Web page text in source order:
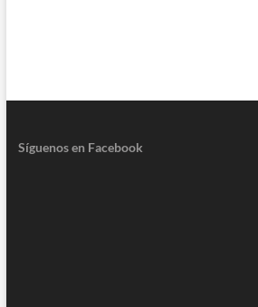
Síguenos en Facebook